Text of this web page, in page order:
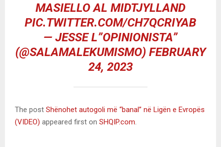
MASIELLO AL MIDTJYLLAND
PIC.TWITTER.COM/CH7QCRIYAB
— JESSE L”OPINIONISTA”
(@SALAMALEKUMISMO) FEBRUARY
24, 2023
The post Shënohet autogoli më “banal” në Ligën e Evropës
(VIDEO) appeared first on SHQIP.com